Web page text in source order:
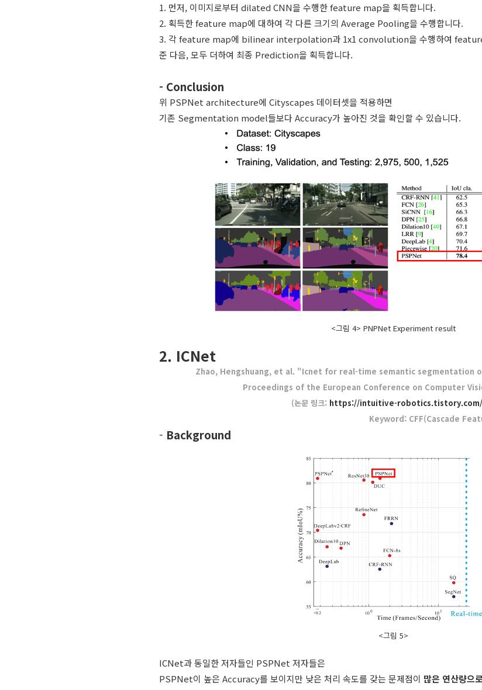
1. 먼저, 이미지로부터 dilated CNN을 수행한 feature map을 획득합니다.
2. 획득한 feature map에 대하여 각 다른 크기의 Average Pooling을 수행합니다.
3. 각 feature map에 bilinear interpolation과 1x1 convolution을 수행하여
준 다음, 모두 더하여 최종 Prediction을 획득합니다.
- Conclusion
위 PSPNet architecture에 Cityscapes 데이터셋을 적용하면
기존 Segmentation model들보다 Accuracy가 높아진 것을 확인할 수 있습니다.
<그림 4> PNPNet Experiment result
2. ICNet
Zhao, Hengshuang, et al. "Icnet for real-time semantic segmentation
Proceedings of the European Conference on Computer
(논문 링크: https://intuitive-
Keyword: CFF(Cascade
- Background
<그림 5>
ICNet과 동일한 저자들인 PSPNet 저자들은
PSPNet이 높은 Accuracy를 보이지만 낮은 처리 속도를 갖는 문제점이 많은 연산량으